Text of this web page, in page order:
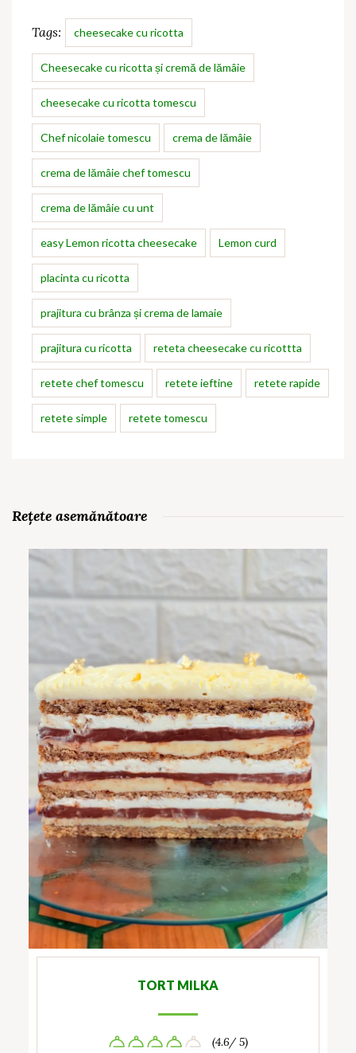
Tags: cheesecake cu ricotta
Cheesecake cu ricotta și cremă de lămâie
cheesecake cu ricotta tomescu
Chef nicolaie tomescu crema de lămâie
crema de lămâie chef tomescu
crema de lămâie cu unt
easy Lemon ricotta cheesecake Lemon curd
placinta cu ricotta
prajitura cu brânza și crema de lamaie
prajitura cu ricotta reteta cheesecake cu ricottta
retete chef tomescu retete ieftine retete rapide
retete simple retete tomescu
Rețete asemănătoare
TORT MILKA
(4.6/ 5)